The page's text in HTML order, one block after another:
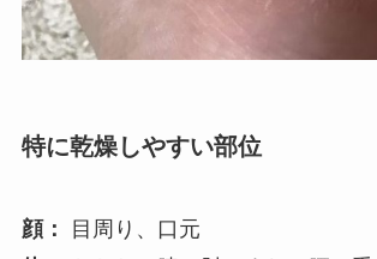
特に乾燥しやすい部位
顔：
目周り、口元